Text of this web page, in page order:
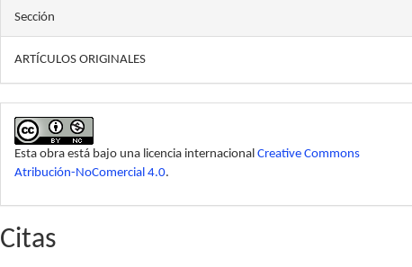
Sección
ARTÍCULOS ORIGINALES
Esta obra está bajo una licencia internacionalCreative Commons
Atribución-NoComercial 4.0.
Citas